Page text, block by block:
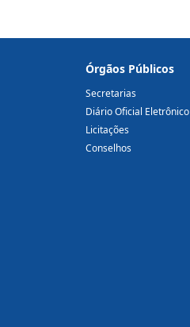
Órgãos Públicos
Secretarias
Diário Oficial Eletrônico
Licitações
Conselhos